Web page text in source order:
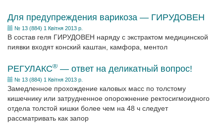
Для предупреждения варикоза — ГИРУДОВЕН
№ 13 (884) 1 Квітня 2013 р.
В состав геля ГИРУДОВЕН наряду с экстрактом медицинской
пиявки входят конский каштан, камфора, ментол
РЕГУЛАКС® — ответ на деликатный вопрос!
№ 13 (884) 1 Квітня 2013 р.
Замедленное прохождение каловых масс по толстому
кишечнику или затрудненное опорожнение ректосигмоидного
отдела толстой кишки более чем на 48 ч следует
рассматривать как запор